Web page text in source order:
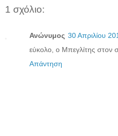
1 σχόλιο:
Ανώνυμος 30 Απριλίου
εύκολο, ο Μπεγλίτης στον
Απάντηση